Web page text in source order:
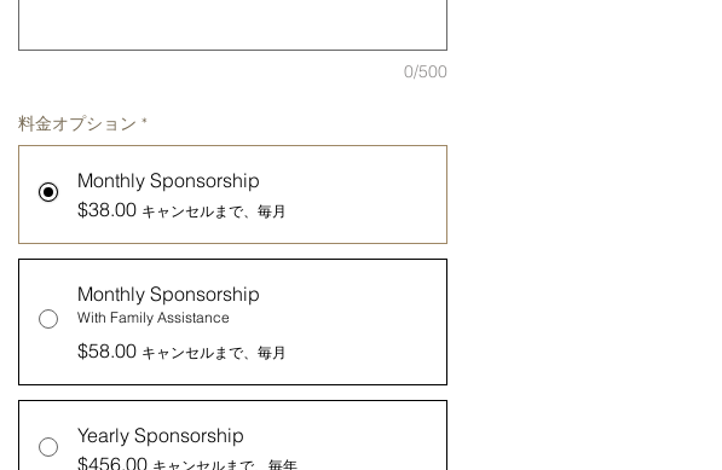
0/500
料金オプション *
Monthly Sponsorship
$38.00 キャンセルまで、毎月
Monthly Sponsorship
With Family Assistance
$58.00 キャンセルまで、毎月
Yearly Sponsorship
$456.00 キャンセルまで、毎年